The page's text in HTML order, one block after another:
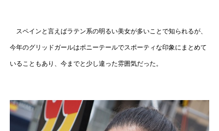
スペインと言えばラテン系の明るい美女が多いことで知られるが、
今年のグリッドガールはポニーテールでスポーティな印象にまとめて
いることもあり、今までと少し違った雰囲気だった。